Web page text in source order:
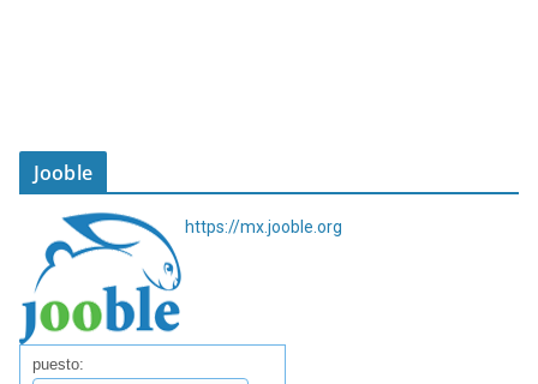
Jooble
https://mx.jooble.org
puesto: